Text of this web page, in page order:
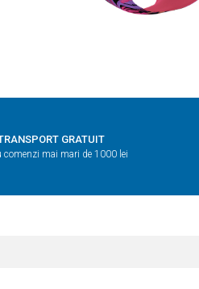
GRATUIT
comenzi mai mari de 1000 lei